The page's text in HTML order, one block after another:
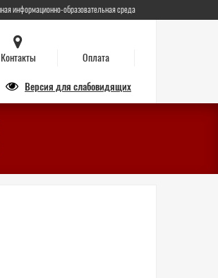
информационно-образовательная среда
Контакты Оплата
Версия для слабовидящих